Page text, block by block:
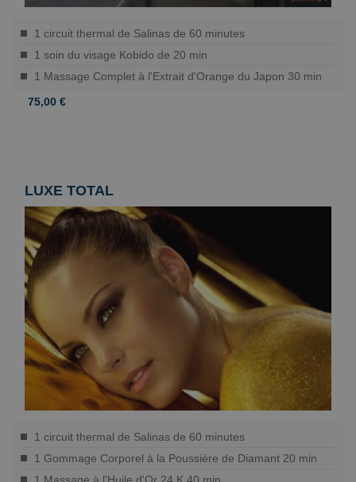
1 circuit thermal de Salinas de 60 minutes
1 soin du visage Kobido de 20 min
1 Massage Complet à l'Extrait d'Orange du Japon 30 min
75,00 €
LUXE TOTAL
1 circuit thermal de Salinas de 60 minutes
1 Gommage Corporel à la Poussière de Diamant 20 min